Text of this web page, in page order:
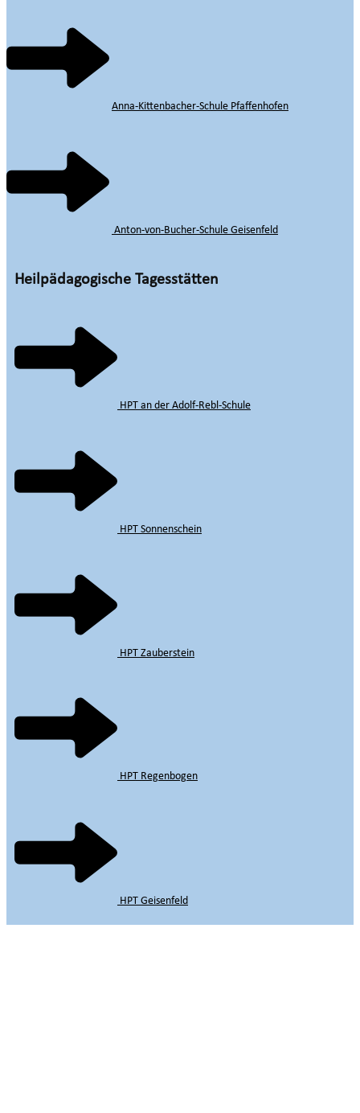
Anna-Kittenbacher-Schule Pfaffenhofen
Anton-von-Bucher-Schule Geisenfeld
Heilpädagogische Tagesstätten
HPT an der Adolf-Rebl-Schule
HPT Sonnenschein
HPT Zauberstein
HPT Regenbogen
HPT Geisenfeld